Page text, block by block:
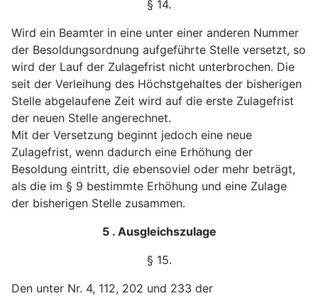
§ 14.
Wird ein Beamter in eine unter einer anderen Nummer
der Besoldungsordnung aufgeführte Stelle versetzt, so
wird der Lauf der Zulagefrist nicht unterbrochen. Die
seit der Verleihung des Höchstgehaltes der bisherigen
Stelle abgelaufene Zeit wird auf die erste Zulagefrist
der neuen Stelle angerechnet.
Mit der Versetzung beginnt jedoch eine neue
Zulagefrist, wenn dadurch eine Erhöhung der
Besoldung eintritt, die ebensoviel oder mehr beträgt,
als die im § 9 bestimmte Erhöhung und eine Zulage
der bisherigen Stelle zusammen.
5 . Ausgleichszulage
§ 15.
Den unter Nr. 4, 112, 202 und 233 der